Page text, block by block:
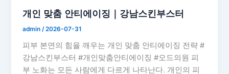
개인 맞춤 안티에이징｜강남스킨부스터
admin /2026-07-31
피부 본연의 힘을 깨우는 개인 맞춤 안티에이징 전략 #
강남스킨부스터 #개인맞춤안티에이징 #오드의원 피
부 노화는 모든 사람에게 다르게 나타난다. 개인의 피